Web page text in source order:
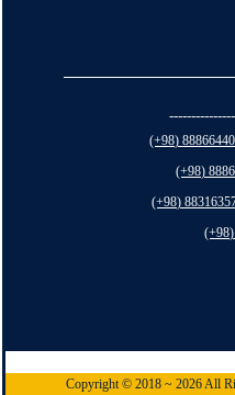
Copyright © 2018 ~ 2026 All